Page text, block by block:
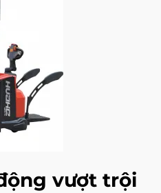
vượt trội